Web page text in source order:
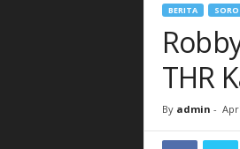
BERITA
THR
By admin -